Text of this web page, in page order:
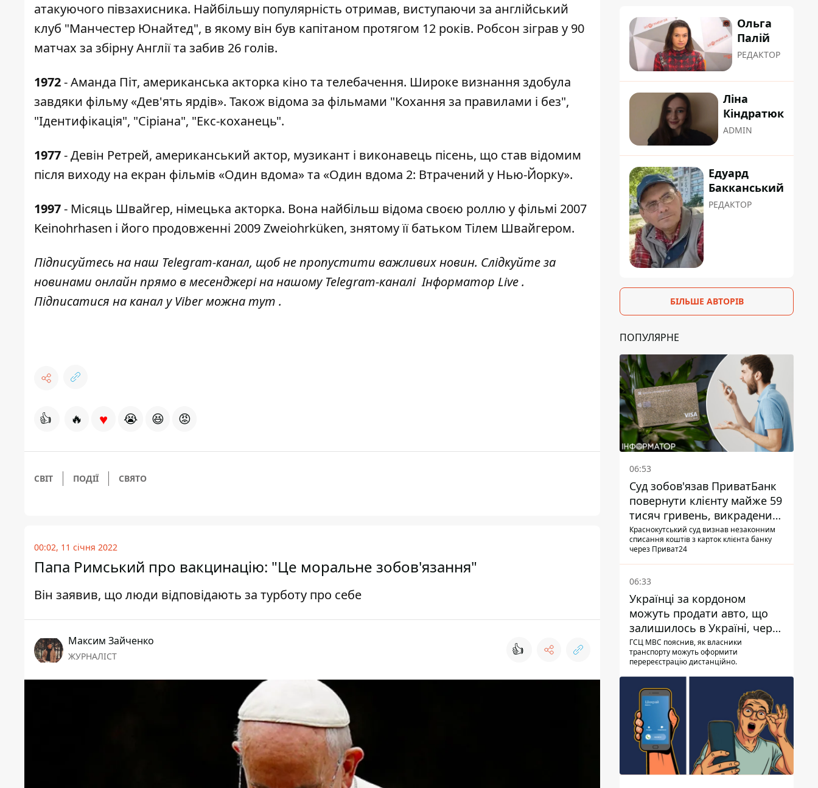
атакуючого півзахисника. Найбільшу популярність отримав, виступаючи за англійський
клуб "Манчестер Юнайтед", в якому він був капітаном протягом 12 років. Робсон зіграв у 90
матчах за збірну Англії та забив 26 голів.
1972- Аманда Піт, американська акторка кіно та телебачення. Широке визнання здобула
завдяки фільму «Дев'ять ярдів». Також відома за фільмами "Кохання за правилами і без",
"Ідентифікація", "Сіріана", "Екс-коханець".
1977- Девін Ретрей, американський актор, музикант і виконавець пісень, що став відомим
після виходу на екран фільмів «Один вдома» та «Один вдома 2: Втрачений у Нью-Йорку».
1997- Місяць Швайгер, німецька акторка. Вона найбільш відома своєю роллю у фільмі 2007
Keinohrhasen і його продовженні 2009 Zweiohrküken, знятому її батьком Тілем Швайгером.
Підписуйтесь на наш Telegram-канал, щоб не пропустити важливих новин. Слідкуйте за
новинами онлайн прямо в месенджері на нашому Telegram-каналіІнформатор Live.
Підписатися на канал у Viber можнатут .
👍 🔥 ♥ 😭 😆 😡
СВІТ ПОДІЇ СВЯТО
00:02, 11 січня 2022
Папа Римський про вакцинацію: "Це моральне зобов'язання"
Він заявив, що люди відповідають за турботу про себе
Максим Зайченко
ЖУРНАЛІСТ 👍
Ольга
Палій
РЕДАКТОР
Ліна
Кіндратюк
ADMIN
Едуард
Бакканський
РЕДАКТОР
БІЛЬШЕ АВТОРІВ
ПОПУЛЯРНЕ
06:53
Суд зобов'язав ПриватБанк
повернути клієнту майже 59
тисяч гривень, викрадених
шахраями
Краснокутський суд визнав незаконним
списання коштів з карток клієнта банку
через Приват24
06:33
Українці за кордоном
можуть продати авто, що
залишилось в Україні, через
Дію - МВС
ГСЦ МВС пояснив, як власники
транспорту можуть оформити
перереєстрацію дистанційно.